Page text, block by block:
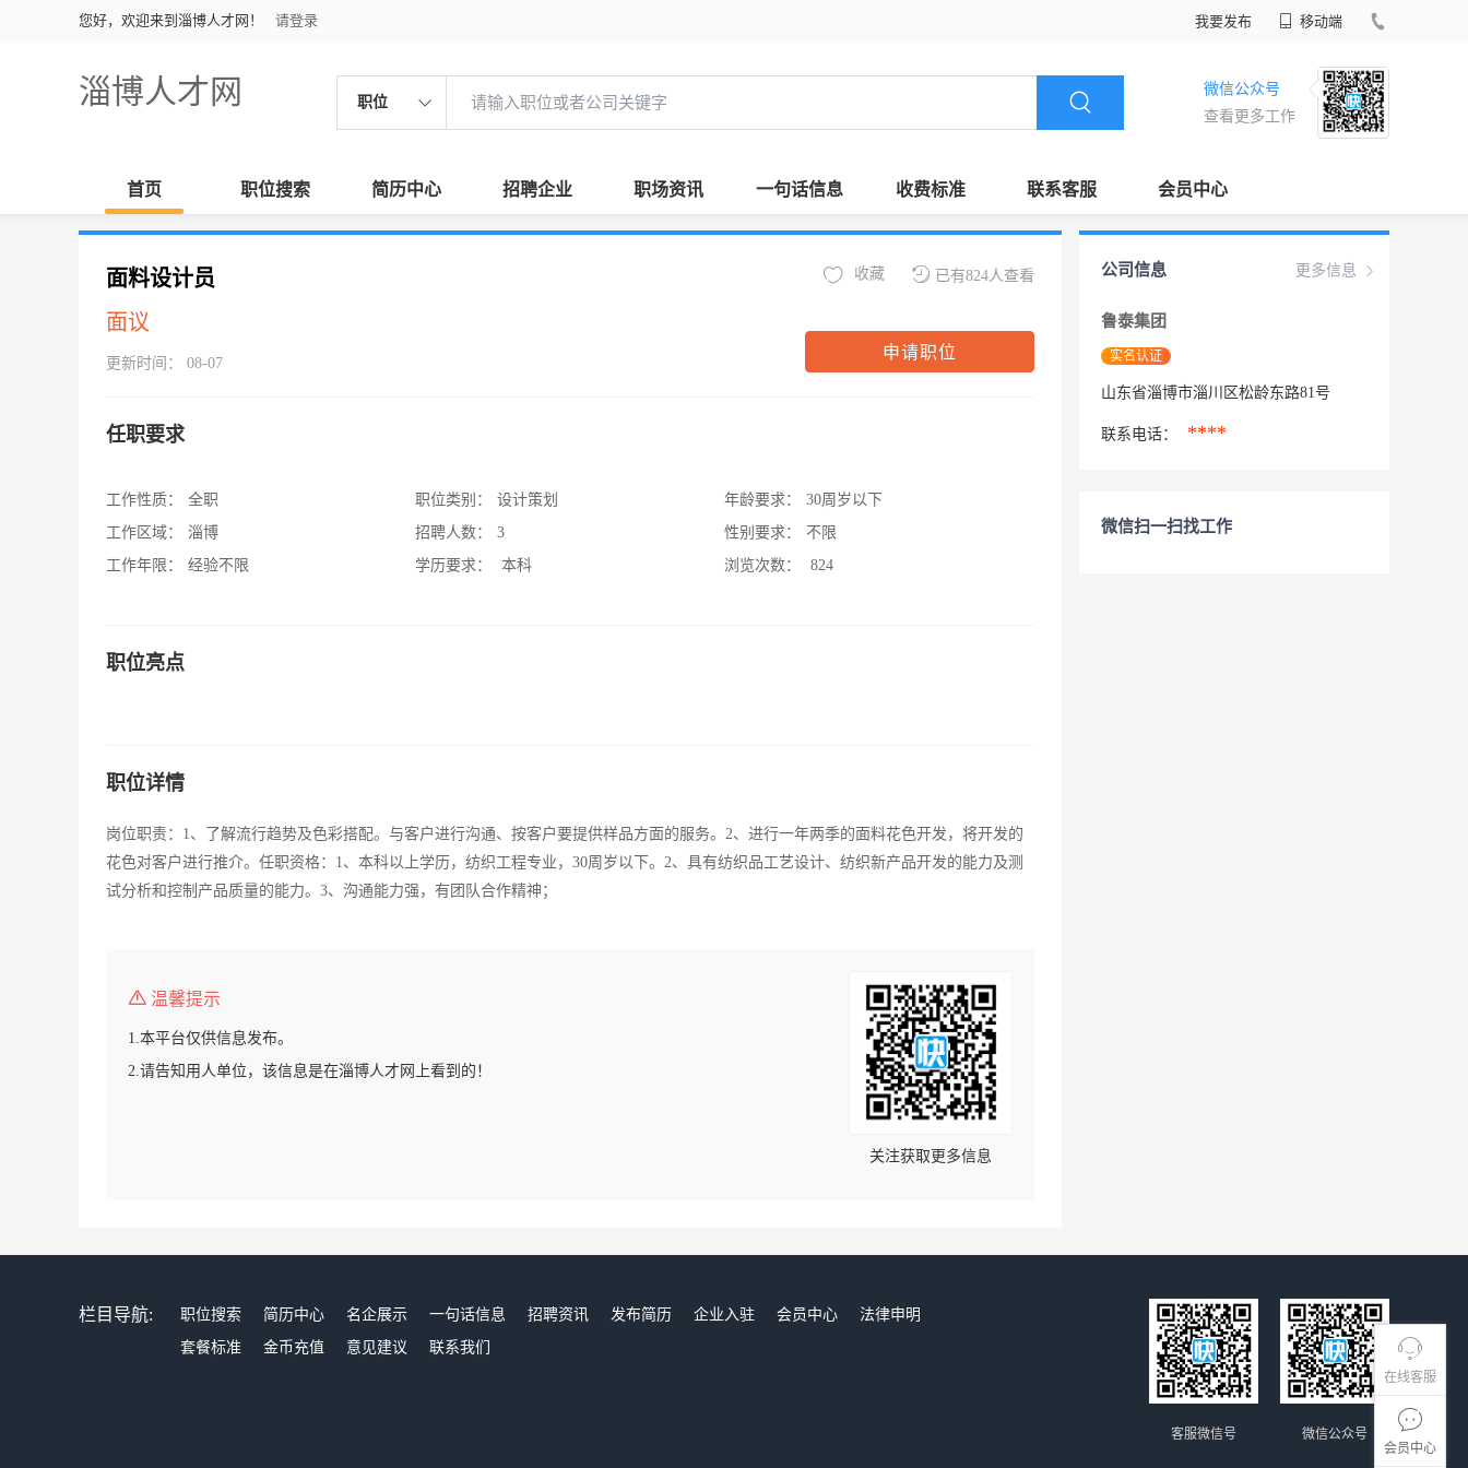
您好，欢迎来到淄博人才网！ 请登录 我要发布 移动端
淄博人才网 职位
微信公众号
查看更多工作
首页 职位搜索 简历中心 招聘企业 职场资讯 一句话信息 收费标准 联系客服 会员中心
在线客服
会员中心
面料设计员
面议
更新时间： 08-07
已有824人查看
收藏
申请职位
任职要求
工作性质：
全职
工作区域：
淄博
工作年限：
经验不限
职位类别：
设计策划
招聘人数：
3
学历要求：
本科
年龄要求：
30周岁以下
性别要求：
不限
浏览次数：
824
职位亮点
职位详情
岗位职责：1、了解流行趋势及色彩搭配。与客户进行沟通、按客户要提供样品方面的服务。2、进行一年两季的面料花色开发，将开发的
花色对客户进行推介。任职资格：1、本科以上学历，纺织工程专业，30周岁以下。2、具有纺织品工艺设计、纺织新产品开发的能力及测
试分析和控制产品质量的能力。3、沟通能力强，有团队合作精神；
温馨提示
1.本平台仅供信息发布。
2.请告知用人单位，该信息是在淄博人才网上看到的！
关注获取更多信息
更多信息
公司信息
鲁泰集团
实名认证
山东省淄博市淄川区松龄东路81号
联系电话： ****
微信扫一扫找工作
栏目导航: 职位搜索 简历中心 名企展示 一句话信息 招聘资讯 发布简历 企业入驻 会员中心
法律申明
套餐标准
金币充值 意见建议 联系我们
微信公众号
客服微信号